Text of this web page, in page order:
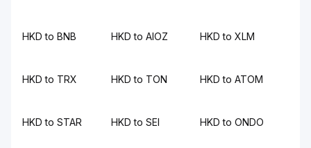
HKD to BNB HKD to AIOZ HKD to XLM
HKD to TRX HKD to TON HKD to ATOM
HKD to STAR HKD to SEI HKD to ONDO